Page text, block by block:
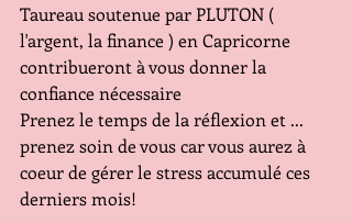
Taureau soutenue par PLUTON (
l'argent, la finance ) en Capricorne
contribueront à vous donner la
confiance nécessaire
Prenez le temps de la réflexion et ...
prenez soin de vous car vous aurez à
coeur de gérer le stress accumulé ces
derniers mois!